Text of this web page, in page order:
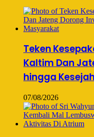
Teken
Kaltim Dan
hingga
07/08/2026